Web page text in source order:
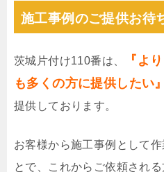
施工事例のご提供お待
茨城片付け110番は、
『よ
も多くの方に提供したい』
提供しております。
お客様から施工事例として
とで、これからご依頼され